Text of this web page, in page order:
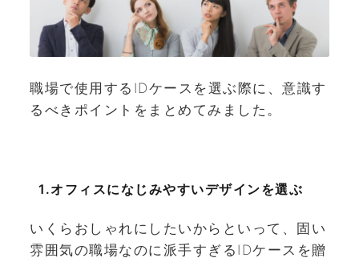
職場で使用するIDケースを選ぶ際に、意識す
るべきポイントをまとめてみました。
1.オフィスになじみやすいデザインを選ぶ
いくらおしゃれにしたいからといって、固い
雰囲気の職場なのに派手すぎるIDケースを贈